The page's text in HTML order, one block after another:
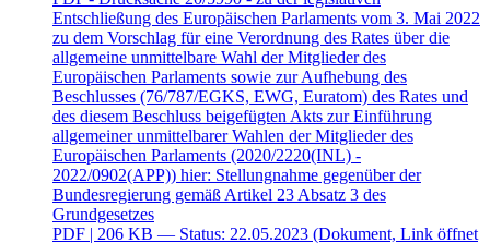
Entschließung des Europäischen Parlaments vom 3. Mai 2022
zu dem Vorschlag für eine Verordnung des Rates über die
allgemeine unmittelbare Wahl der Mitglieder des
Europäischen Parlaments sowie zur Aufhebung des
Beschlusses (76/787/EGKS, EWG, Euratom) des Rates und
des diesem Beschluss beigefügten Akts zur Einführung
allgemeiner unmittelbarer Wahlen der Mitglieder des
Europäischen Parlaments (2020/2220(INL) -
2022/0902(APP)) hier: Stellungnahme gegenüber der
Bundesregierung gemäß Artikel 23 Absatz 3 des
Grundgesetzes
PDF | 206 KB — Status: 22.05.2023 (Dokument, Link öffnet